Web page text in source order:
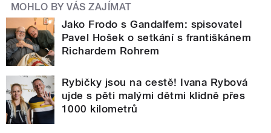
MOHLO BY VÁS ZAJÍMAT
Jako Frodo s Gandalfem: spisovatel
Pavel Hošek o setkání s františkánem
Richardem Rohrem
Rybičky jsou na cestě! Ivana Rybová
ujde s pěti malými dětmi klidně přes
1000 kilometrů